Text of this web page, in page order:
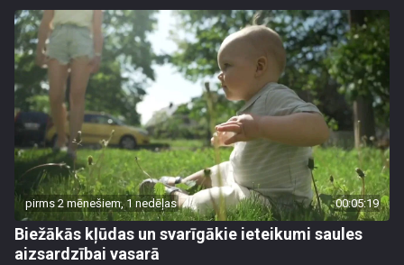
pirms 2 mēnešiem, 1 nedēļas 00:05:19
Biežākās kļūdas un svarīgākie ieteikumi saules
aizsardzībai vasarā